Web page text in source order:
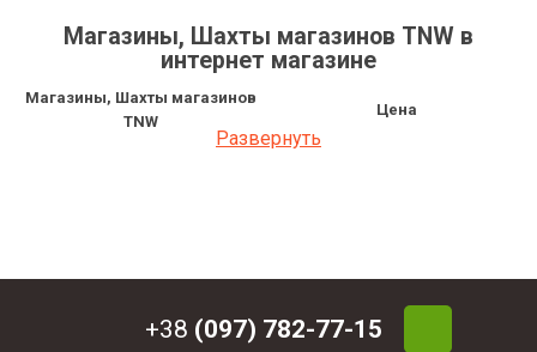
Магазины, Шахты магазинов TNW в
интернет магазине
Магазины, Шахты магазинов
TNW
Цена
Магазин TNW к. 9х21 30-тиРазвернуть
+38 (097) 782-77-15